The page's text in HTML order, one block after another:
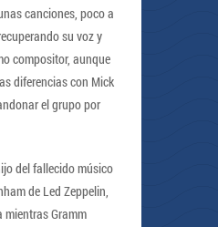
canciones, poco a
su voz y
compositor, aunque
diferencias con Mick
el grupo por
del fallecido músico
de Led Zeppelin,
mientras Gramm